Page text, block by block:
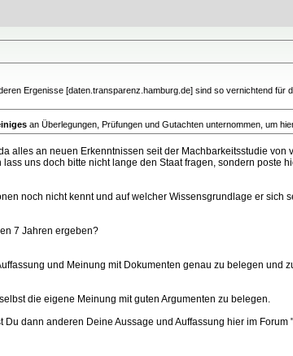
Ergenisse [daten.transparenz.hamburg.de] sind so vernichtend für
an Überlegungen, Prüfungen und Gutachten unternommen, um
alles an neuen Erkenntnissen seit der Machbarkeitsstudie von
uns doch bitte nicht lange den Staat fragen, sondern poste
noch nicht kennt und auf welcher Wissensgrundlage er
7 Jahren ergeben?
und Meinung mit Dokumenten genau zu belegen und
die eigene Meinung mit guten Argumenten zu belegen.
dann anderen Deine Aussage und Auffassung hier im